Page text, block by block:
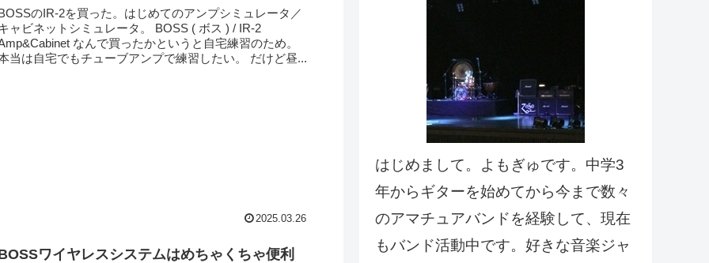
のIR-2を買った。はじめてのアンプシミュレータ／
ャビネットシミュレータ。 BOSS ( ボス ) / IR-2
なんで買ったかというと自宅練習のため。
当は自宅でもチューブアンプで練習したい。 だけど昼...
2025.03.26
ワイヤレスシステムはめちゃくちゃ便利
はじめまして。よもぎゅです。中学3
年からギターを始めてから今まで数々
のアマチュアバンドを経験して、現在
もバンド活動中です。好きな音楽ジャ